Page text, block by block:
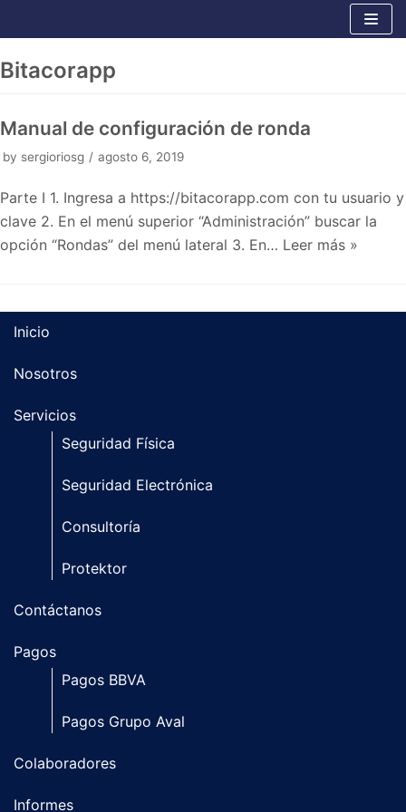
contenido
Bitacorapp
Manual de configuración de ronda
by sergioriosg agosto 6, 2019
Parte I 1. Ingresa a https://bitacorapp.com con tu usuario y
clave 2. En el menú superior “Administración” buscar la
opción “Rondas” del menú lateral 3. En… Leer más »
Inicio
Nosotros
Servicios
Seguridad Física
Seguridad Electrónica
Consultoría
Protektor
Contáctanos
Pagos
Pagos BBVA
Pagos Grupo Aval
Colaboradores
Informes